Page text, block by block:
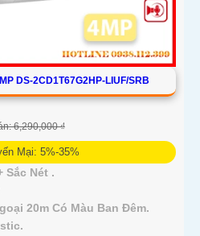
DS-2CD1T67G2HP-LIUF/SRB
6,290,000 ₫
Mại: 5%-35%
Sắc Nét .
20m Có Màu Ban Ðêm.